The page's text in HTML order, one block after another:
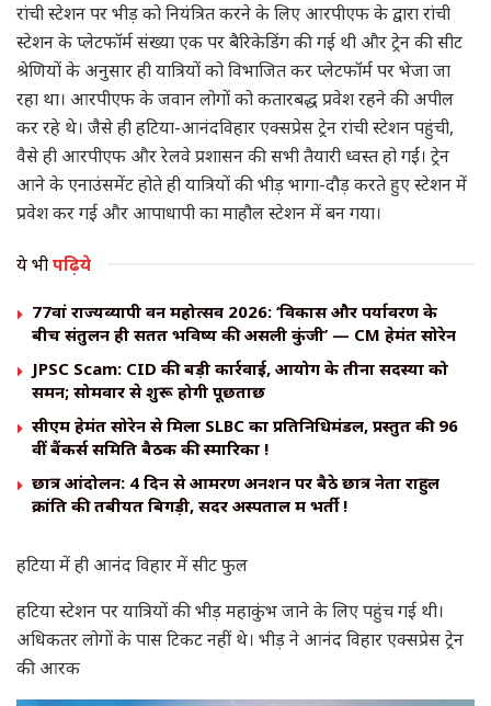
रांची स्टेशन पर भीड़ को नियंत्रित करने के लिए आरपीएफ के द्वारा रांची
स्टेशन के प्लेटफॉर्म संख्या एक पर बैरिकेडिंग की गई थी और ट्रेन की सीट
श्रेणियों के अनुसार ही यात्रियों को विभाजित कर प्लेटफॉर्म पर भेजा जा
रहा था। आरपीएफ के जवान लोगों को कतारबद्ध प्रवेश रहने की अपील
कर रहे थे। जैसे ही हटिया-आनंदविहार एक्सप्रेस ट्रेन रांची स्टेशन पहुंची,
वैसे ही आरपीएफ और रेलवे प्रशासन की सभी तैयारी ध्वस्त हो गईं। ट्रेन
आने के एनाउंसमेंट होते ही यात्रियों की भीड़ भागा-दौड़ करते हुए स्टेशन में
प्रवेश कर गई और आपाधापी का माहौल स्टेशन में बन गया।
ये भीपढ़िये
77वां राज्यव्यापी वन महोत्सव 2026: ‘विकास और पर्यावरण के
बीच संतुलन ही सतत भविष्य की असली कुंजी’ — CM हेमंत सोरेन
JPSC Scam: CID की बड़ी कार्रवाई, आयोग के तीनों सदस्यों को
समन; सोमवार से शुरू होगी पूछताछ
सीएम हेमंत सोरेन से मिला SLBC का प्रतिनिधिमंडल, प्रस्तुत की 96
वीं बैंकर्स समिति बैठक की स्मारिका !
छात्र आंदोलन: 4 दिन से आमरण अनशन पर बैठे छात्र नेता राहुल
क्रांति की तबीयत बिगड़ी, सदर अस्पताल में भर्ती !
हटिया में ही आनंद विहार में सीट फुल
हटिया स्टेशन पर यात्रियों की भीड़ महाकुंभ जाने के लिए पहुंच गई थी।
अधिकतर लोगों के पास टिकट नहीं थे। भीड़ ने आनंद विहार एक्सप्रेस ट्रेन
की आरक